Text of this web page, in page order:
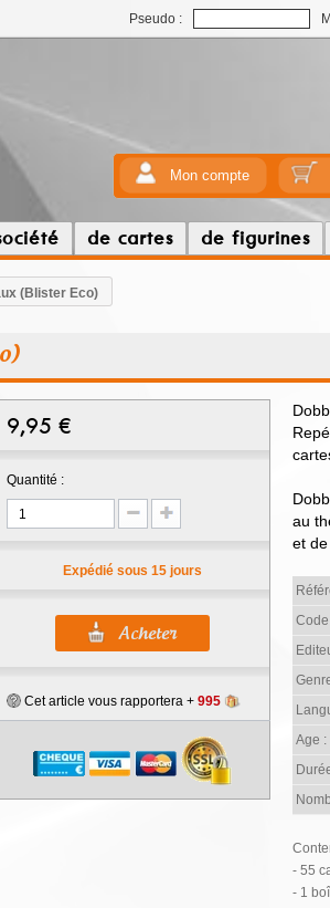
Pseudo :
Mon compte
de cartes de figurines
(Blister Eco)
9,95 €
Quantité :
Expédié sous 15 jours
Cet article vous rapportera + 995
au
et
Age :
- 55
- 1